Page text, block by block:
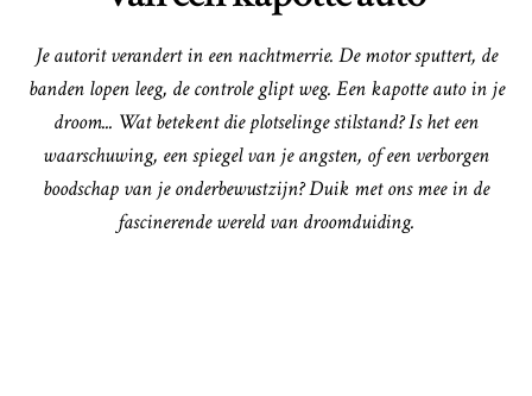
Je autorit verandert in een nachtmerrie. De motor sputtert, de
banden lopen leeg, de controle glipt weg. Een kapotte auto in je
droom... Wat betekent die plotselinge stilstand? Is het een
waarschuwing, een spiegel van je angsten, of een verborgen
boodschap van je onderbewustzijn? Duik met ons mee in de
fascinerende wereld van droomduiding.